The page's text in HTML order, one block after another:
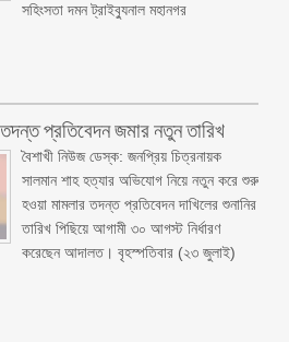
সহিংসতা দমন ট্রাইব্যুনাল মহানগর
প্রতিবেদন জমার নতুন তারিখ
বৈশাখী নিউজ ডেস্ক: জনপ্রিয় চিত্রনায়ক
সালমান শাহ হত্যার অভিযোগ নিয়ে নতুন করে শুরু
হওয়া মামলার তদন্ত প্রতিবেদন দাখিলের শুনানির
তারিখ পিছিয়ে আগামী ৩০ আগস্ট নির্ধারণ
করেছেন আদালত। বৃহস্পতিবার (২৩ জুলাই)